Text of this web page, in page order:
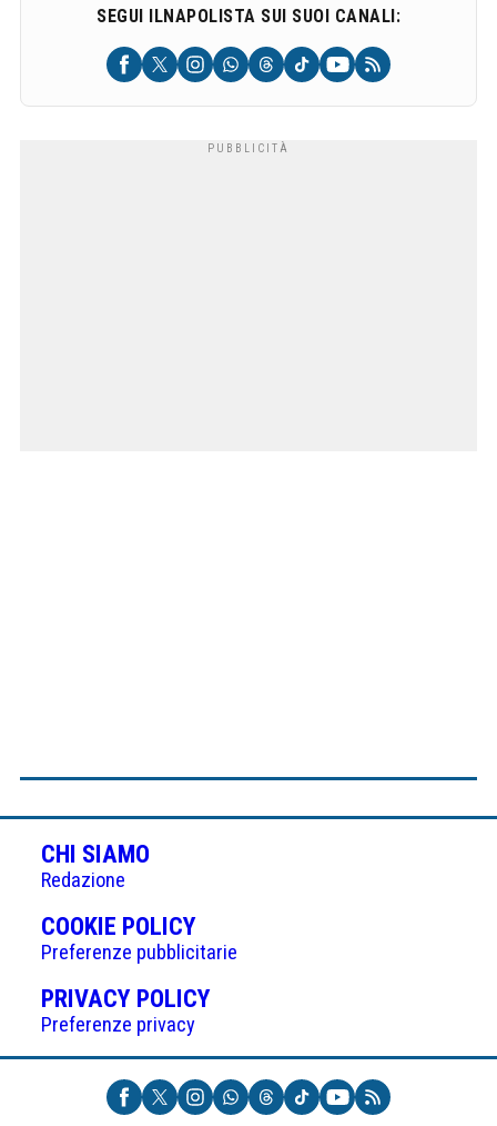
SEGUI ILNAPOLISTA SUI SUOI CANALI:
CHI SIAMO
Redazione
COOKIE POLICY(APRE
IN
UNA
NUOVA
Preferenze pubblicitarie
PRIVACY POLICY(APRE
UNA
NUOVA
SCHEDA)
Preferenze privacy